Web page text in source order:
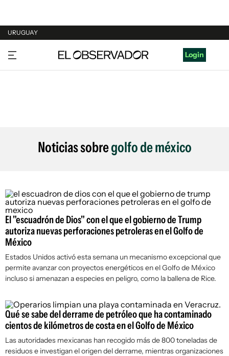
URUGUAY
URUGUAY
ARGENTINA
Login
Noticias sobregolfo de méxico
El "escuadrón de Dios" con el que el gobierno de Trump
autoriza nuevas perforaciones petroleras en el Golfo de
México
Estados Unidos activó esta semana un mecanismo excepcional que
permite avanzar con proyectos energéticos en el Golfo de México
incluso si amenazan a especies en peligro, como la ballena de Rice.
Qué se sabe del derrame de petróleo que ha contaminado
cientos de kilómetros de costa en el Golfo de México
Las autoridades mexicanas han recogido más de 800 toneladas de
residuos e investigan el origen del derrame, mientras organizaciones